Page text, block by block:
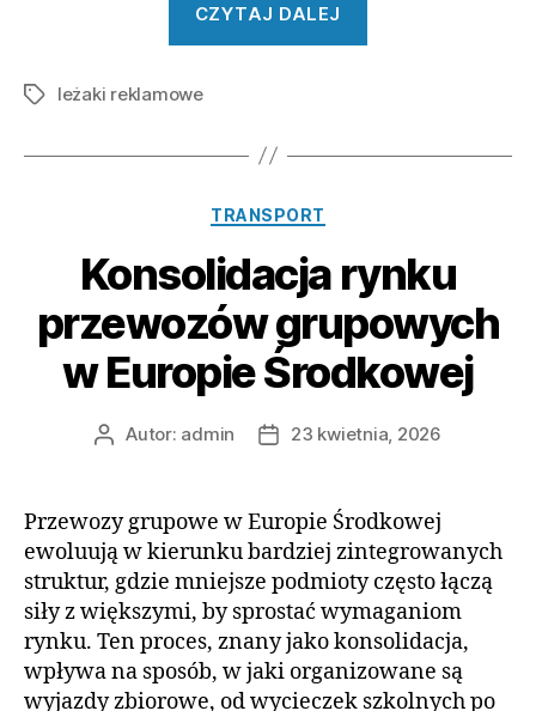
CZYTAJ DALEJ
od
Tagileżaki reklamowe
Kategorie
TRANSPORT
Konsolidacja rynku
przewozów grupowych
w Europie Środkowej
AutorAutor: admin
Data23 kwietnia, 2026
Przewozy grupowe w Europie Środkowej
ewoluują w kierunku bardziej zintegrowanych
struktur, gdzie mniejsze podmioty często łączą
siły z większymi, by sprostać wymaganiom
rynku. Ten proces, znany jako konsolidacja,
wpływa na sposób, w jaki organizowane są
wyjazdy zbiorowe, od wycieczek szkolnych po